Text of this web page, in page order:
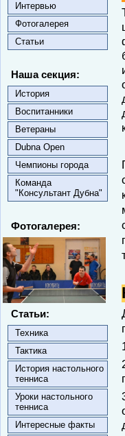
Интервью
Фотогалерея
Статьи
Наша секция:
История
Воспитанники
Ветераны
Dubna Open
Чемпионы города
Команда
"Консультант Дубна"
Фотогалерея:
Статьи:
Техника
Тактика
История настольного
тенниса
Уроки настольного
тенниса
Интересные факты